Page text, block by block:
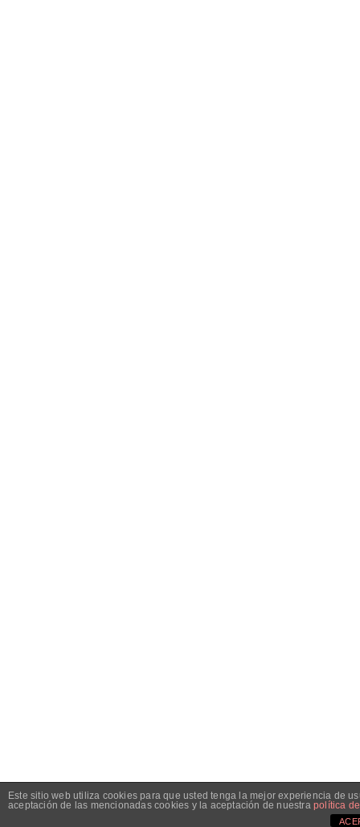
Este sitio web utiliza cookies para que usted tenga la mejor experiencia de
aceptación de las mencionadas cookies y la aceptación de nuestrapolítica